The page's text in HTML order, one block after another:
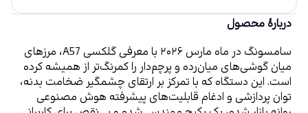
دربارهٔ محصول